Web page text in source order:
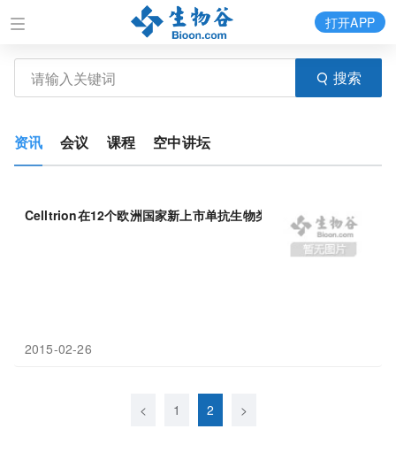
搜索
打开APP
资讯 会议 课程 空中讲坛
Celltrion在12个欧洲国家新上市单抗生物类似药 Remsima™
2015-02-26
< 1 2 >